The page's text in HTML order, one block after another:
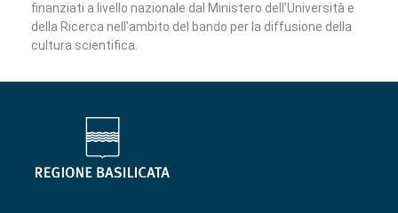
finanziati a livello nazionale dal Ministero dell’Università e
della Ricerca nell’ambito del bando per la diffusione della
cultura scientifica.